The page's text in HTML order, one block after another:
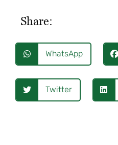
Share:
WhatsApp
Twitter